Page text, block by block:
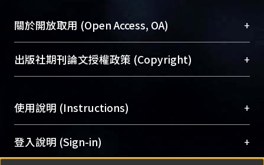
成果。
To permanently archive and promote researcher
profiles and scholarly works, Library integrates the
services of “NTU Repository” with “Academic
Sciences Library)
關於開放取用 (Open Access, OA) +
開放取用是從使用者角度提升資訊取用性的社會運
動，應用在學術研究上是透過將研究著作公開供使
用逐年攀升。同時可加速研究發展、提升研究影響
Archive）平台。 （點選深入了解OA）
出版社期刊論文授權政策 (Copyright) +
含部分內容的版權非匯入者所有，或由第三方贊
助與合作完成，請確認該版權所有者及第三方同
意提供此授權。
Please represent that the submission is your
使用說明 (Instructions) +
網站簡介(Quickstart Guide)
使用手冊(Instruction Manual)
登入說明 (Sign-in) +